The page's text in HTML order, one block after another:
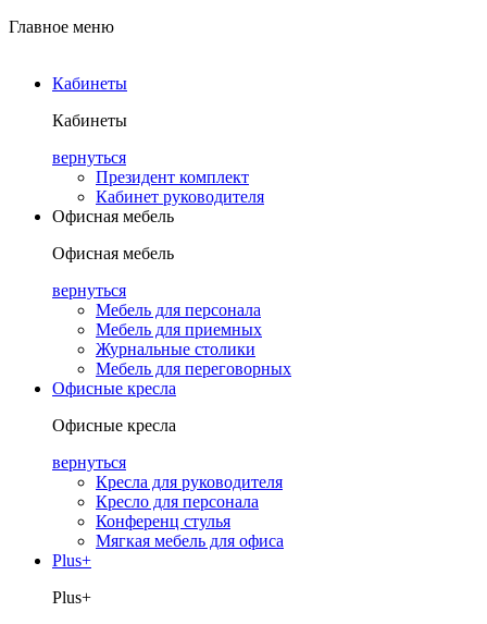
Главное меню
Кабинеты
Кабинеты
вернуться
Президент комплект
Кабинет руководителя
Офисная мебель
Офисная мебель
вернуться
Мебель для персонала
Мебель для приемных
Журнальные столики
Мебель для переговорных
Офисные кресла
Офисные кресла
вернуться
Кресла для руководителя
Кресло для персонала
Конференц стулья
Мягкая мебель для офиса
Plus+
Plus+